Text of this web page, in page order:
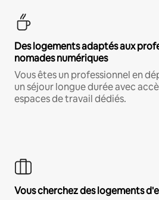
Des logements adaptés aux
nomades numériques
Vous êtes un professionnel en
un séjour longue durée avec
espaces de travail dédiés.
Vous cherchez des logements